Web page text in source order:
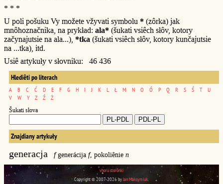
* * *
U poli pošuku Vy možete vžyvati symbolu * (zôrka) jak
mnôhoznačnika, na prykład: ala* (šukati vsiêch słôv, kotory
začynajutsie na ala...), *tka (šukati vsiêch słôv, kotory kunčajutsie
na ...tka), itd.
Usiê artykuły v słovniku: 46 436
Hlediêti po literach
A B C Ć D E F G H I J K L Ł M N O Ó P Q R S Ś T
U
V
W Y Z Ź Ż
Šukati słova
Znajdiany artykuły
generacja fgenerácija f, pokoliênie n
vhoru storônki
Copyright © 2007-2026 byJan Maksymiuk